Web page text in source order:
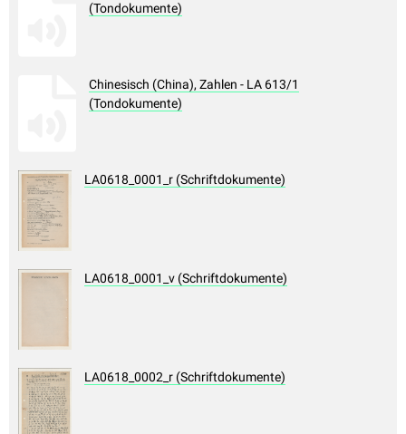
(Tondokumente)
Chinesisch (China), Zahlen - LA 613/1
(Tondokumente)
LA0618_0001_r (Schriftdokumente)
LA0618_0001_v (Schriftdokumente)
LA0618_0002_r (Schriftdokumente)